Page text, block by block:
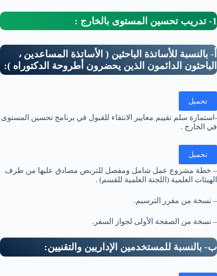
1- تدريب تحسين المستوى بالخارج :
أ- بالنسبة للأساتذة الباحثين ( الأساتذة المساعدين ،
الباحثون الدائمون الذين يحضرون أطروحة الدكتوراه ):
تحميل
-استمارة سلم تقييم معايير الانتقاء للقبول في برنامج تحسين المستوى
في الخارج .
تحميل
– خطة مشروع عمل شامل ومفصل للتربص مصادق عليها من طرف
الهيئات العلمية (اللجنة العلمية للقسم) .
– نسخة من مقرر الترسيم.
– نسخة من الصفحة الأولى لجواز السفر.
ب- بالنسبة للمستخدمين الإداريين والتقنيين: